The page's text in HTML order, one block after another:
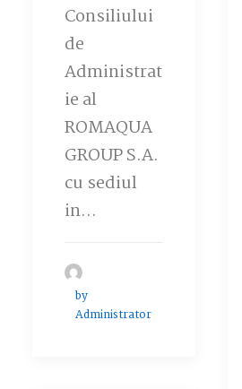
Consiliului
de
Administrat
ie al
ROMAQUA
GROUP S.A.
cu sediul
in…
by
Administrator